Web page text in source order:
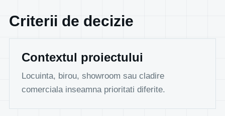
Criterii de decizie
Contextul proiectului
Locuinta, birou, showroom sau cladire
comerciala inseamna prioritati diferite.